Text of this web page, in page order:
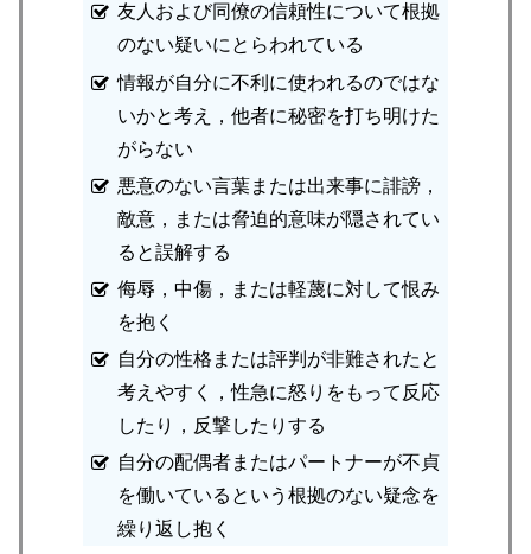
友人および同僚の信頼性について根拠
のない疑いにとらわれている
情報が自分に不利に使われるのではな
いかと考え，他者に秘密を打ち明けた
がらない
悪意のない言葉または出来事に誹謗，
敵意，または脅迫的意味が隠されてい
ると誤解する
侮辱，中傷，または軽蔑に対して恨み
を抱く
自分の性格または評判が非難されたと
考えやすく，性急に怒りをもって反応
したり，反撃したりする
自分の配偶者またはパートナーが不貞
を働いているという根拠のない疑念を
繰り返し抱く